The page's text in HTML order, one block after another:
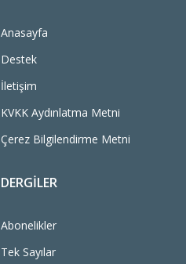
Anasayfa
Destek
İletişim
KVKK Aydınlatma Metni
Çerez Bilgilendirme Metni
DERGILER
Abonelikler
Tek Sayılar